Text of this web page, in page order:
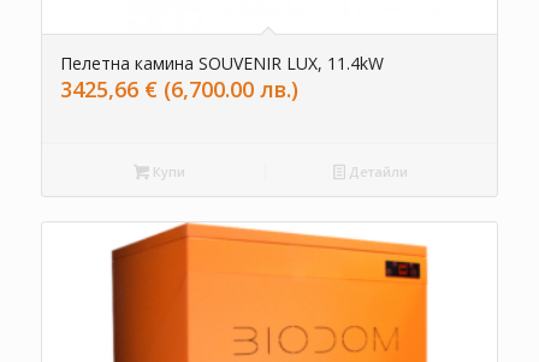
Пелетна камина SOUVENIR LUX, 11.4kW
3425,66 € (6,700.00 лв.)
Купи Детайли